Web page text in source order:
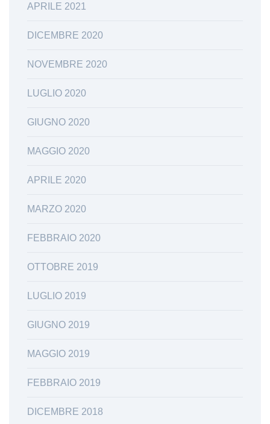
APRILE 2021
DICEMBRE 2020
NOVEMBRE 2020
LUGLIO 2020
GIUGNO 2020
MAGGIO 2020
APRILE 2020
MARZO 2020
FEBBRAIO 2020
OTTOBRE 2019
LUGLIO 2019
GIUGNO 2019
MAGGIO 2019
FEBBRAIO 2019
DICEMBRE 2018